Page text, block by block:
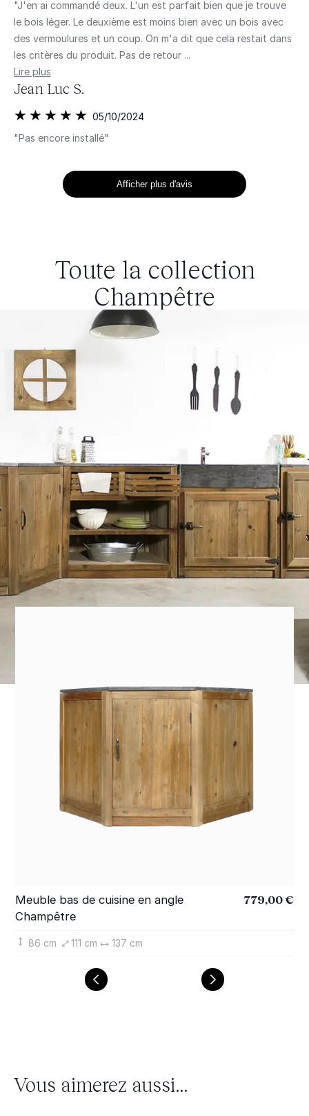
"J'en ai commandé deux. L'un est parfait bien que je trouve
le bois léger. Le deuxième est moins bien avec un bois avec
des vermoulures et un coup. On m'a dit que cela restait dans
les critères du produit. Pas de retour ...
Lire plus
Jean Luc S.
05/10/2024
"Pas encore installé"
Afficher plus d'avis
Toute la collection
Champêtre
Meuble bas de cuisine en angle
Champêtre
779,00 €
86 cm 111 cm 137 cm
Vous aimerez aussi...